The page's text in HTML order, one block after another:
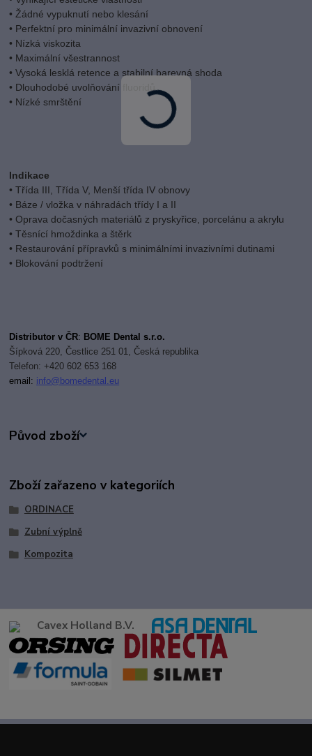
• Žádné vypuknutí nebo klesání
• Perfektní pro minimální invazivní obnovení
• Nízká viskozita
• Maximální všestrannost
• Vysoká lesklá retence a stabilní barevná shoda
• Dlouhodobé uvolňování fluoridů
• Nízké smrštění
Indikace
• Třída III, Třída V, Menší třída IV obnovy
• Báze / vložka v náhradách třídy I a II
• Oprava dočasných materiálů z pryskyřice, porcelánu a akrylu
• Těsnící hmoždinka a štěrk
• Restaurování přípravků s minimálními invazivními dutinami
• Blokování podtržení
Distributor v ČR: BOME Dental s.r.o.
Šípková 220, Čestlice 251 01, Česká republika
Telefon: +420 602 653 168
email: info@bomedental.eu
Původ zboží
Zboží zařazeno v kategoriích
ORDINACE
Zubní výplně
Kompozita
Cavex Holland B.V.